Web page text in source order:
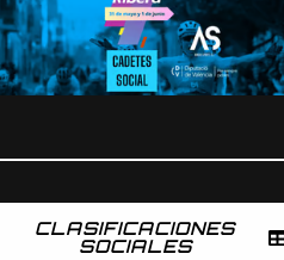
CLASIFICACIONES
SOCIALES